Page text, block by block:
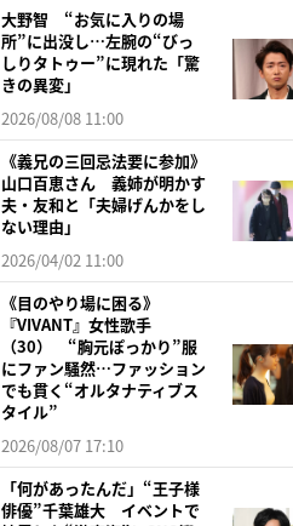
大野智 “お気に入りの場
所”に出没し…左腕の“びっ
しりタトゥー”に現れた「驚
きの異変」
2026/08/08 11:00
《義兄の三回忌法要に参加》
山口百恵さん 義姉が明かす
夫・友和と「夫婦げんかをし
ない理由」
2026/04/02 11:00
《目のやり場に困る》
『VIVANT』女性歌手
（30） “胸元ぽっかり”服
にファン騒然…ファッション
でも貫く“オルタナティブス
タイル”
2026/08/07 17:10
「何があったんだ」“王子様
俳優”千葉雄大 イベントで